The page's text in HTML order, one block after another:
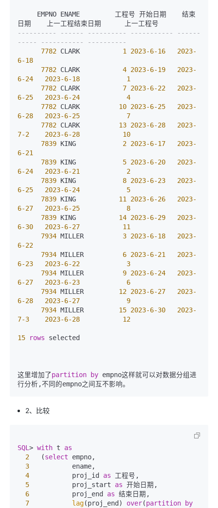
---------- ------ ---------- ----------- ------
----- ----------- ----------
7782 CLARK 1 2023-6-16 2023-
6-18
7782 CLARK 4 2023-6-19 2023-
6-24 2023-6-18
1
7782 CLARK 7 2023-6-22 2023-
6-25 2023-6-24
4
7782 CLARK 10 2023-6-25 2023-
6-28 2023-6-25
7
7782 CLARK 13 2023-6-28 2023-
7-2 2023-6-28
10
7839 KING 2 2023-6-17 2023-
6-21
7839 KING 5 2023-6-20 2023-
6-24 2023-6-21
2
7839 KING 8 2023-6-23 2023-
6-25 2023-6-24
5
7839 KING 11 2023-6-26 2023-
6-27 2023-6-25
8
7839 KING 14 2023-6-29 2023-
6-30 2023-6-27
11
7934 MILLER 3 2023-6-18 2023-
6-22
7934 MILLER 6 2023-6-21 2023-
6-23 2023-6-22
3
7934 MILLER 9 2023-6-24 2023-
6-27 2023-6-23
6
7934 MILLER 12 2023-6-27 2023-
6-28 2023-6-27
9
7934 MILLER 15 2023-6-30 2023-
7-3 2023-6-28 12
15 rows selected
这里增加了partition by empno这样就可以对数据分组进
行分析,不同的empno之间互不影响。
2、比较
SQL > with t as
2
   (
select empno,
3
           ename,
4
           proj_id
as 工程号,
5
           proj_start
as 开始日期,
6
           proj_end
as 结束日期,
7
lag(proj_end) over(partition
by